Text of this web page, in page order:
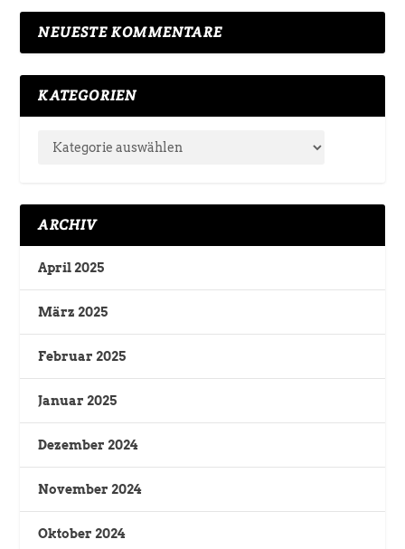
NEUESTE KOMMENTARE
KATEGORIEN
ARCHIV
April 2025
März 2025
Februar 2025
Januar 2025
Dezember 2024
November 2024
Oktober 2024